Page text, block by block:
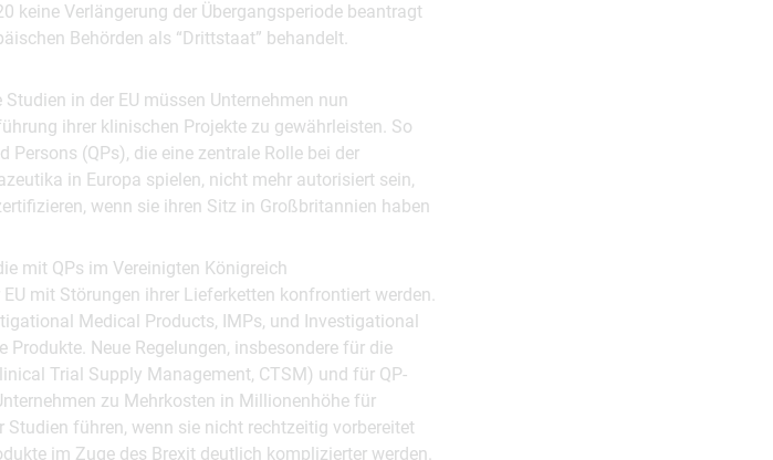
keine Verlängerung der Übergangsperiode beantragt
Behörden als “Drittstaat” behandelt.
in der EU müssen Unternehmen nun
ihrer klinischen Projekte zu gewährleisten. So
(QPs), die eine zentrale Rolle bei der
in Europa spielen, nicht mehr autorisiert sein,
wenn sie ihren Sitz in Großbritannien haben
mit QPs im Vereinigten Königreich
mit Störungen ihrer Lieferketten konfrontiert werden.
Medical Products, IMPs, und Investigational
Neue Regelungen, insbesondere für die
Trial Supply Management, CTSM) und für QP-
zu Mehrkosten in Millionenhöhe für
führen, wenn sie nicht rechtzeitig vorbereitet
im Zuge des Brexit deutlich komplizierter werden.